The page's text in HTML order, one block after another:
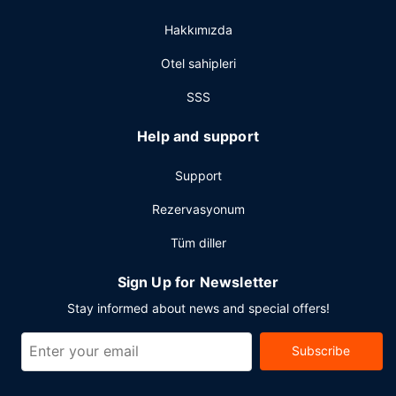
Hakkımızda
Otel sahipleri
SSS
Help and support
Support
Rezervasyonum
Tüm diller
Sign Up for Newsletter
Stay informed about news and special offers!
Subscribe